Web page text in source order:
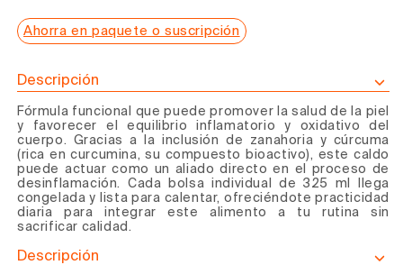
para
de
Huesos
de
Res
con
Cúrcuma
y
Zanahoria
para
de
Huesos
de
Res
con
Cúrcuma
y
Zanahoria
Ahorra en paquete o suscripción
Descripción
Fórmula funcional que puede promover la salud de la piel
y
favorecer el equilibrio inflamatorioy oxidativo del
cuerpo. Gracias a la inclusión de zanahoria y cúrcuma
(rica en curcumina, su compuesto bioactivo), este caldo
puede actuar como un aliado directo en el proceso de
desinflamación. Cada bolsa individual de 325 ml llega
congelada y lista para calentar, ofreciéndote practicidad
diaria para integrar este alimento a tu rutina sin
sacrificar calidad.
Descripción